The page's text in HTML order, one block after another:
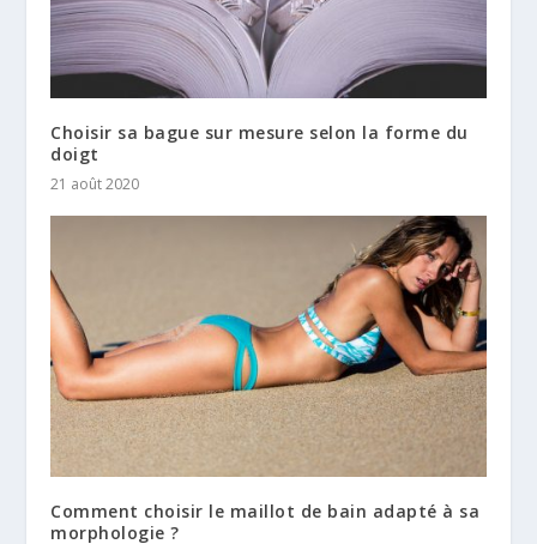
Choisir sa bague sur mesure selon la forme du
doigt
21 août 2020
Comment choisir le maillot de bain adapté à sa
morphologie ?